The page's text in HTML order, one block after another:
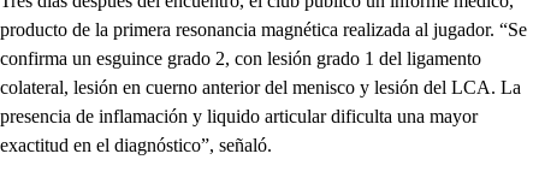
producto de la primera resonancia magnética realizada al jugador. “Se
confirma un esguince grado 2, con lesión grado 1 del ligamento
colateral, lesión en cuerno anterior del menisco y lesión del LCA. La
presencia de inflamación y liquido articular dificulta una mayor
exactitud en el diagnóstico”, señaló.